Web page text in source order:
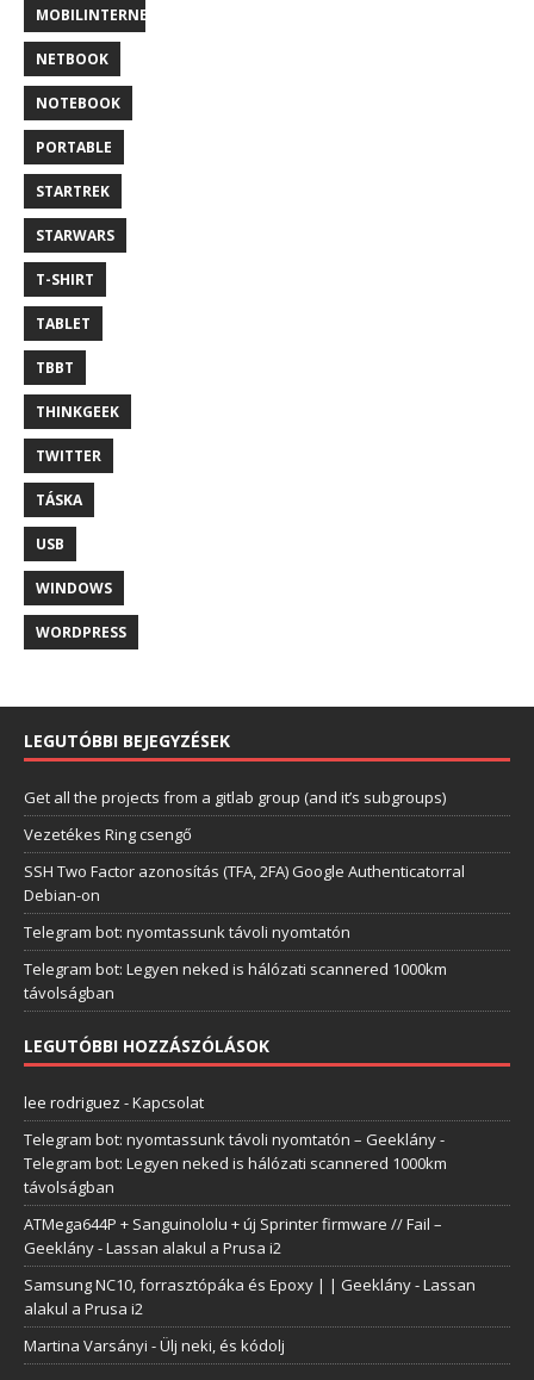
MOBILINTERNET
NETBOOK
NOTEBOOK
PORTABLE
STARTREK
STARWARS
T-SHIRT
TABLET
TBBT
THINKGEEK
TWITTER
TÁSKA
USB
WINDOWS
WORDPRESS
LEGUTÓBBI BEJEGYZÉSEK
Get all the projects from a gitlab group (and it’s subgroups)
Vezetékes Ring csengő
SSH Two Factor azonosítás (TFA, 2FA) Google Authenticatorral
Debian-on
Telegram bot: nyomtassunk távoli nyomtatón
Telegram bot: Legyen neked is hálózati scannered 1000km
távolságban
LEGUTÓBBI HOZZÁSZÓLÁSOK
lee rodriguez -Kapcsolat
Telegram bot: nyomtassunk távoli nyomtatón – Geeklány-
Telegram bot: Legyen neked is hálózati scannered 1000km
távolságban
ATMega644P + Sanguinololu + új Sprinter firmware // Fail –
Geeklány-Lassan alakul a Prusa i2
Samsung NC10, forrasztópáka és Epoxy | | Geeklány-Lassan
alakul a Prusa i2
Martina Varsányi -Ülj neki, és kódolj